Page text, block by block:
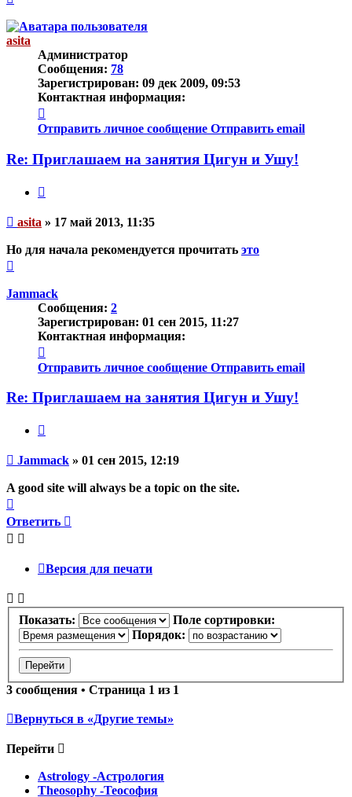
началу
asita
Администратор
Сообщения: 78
Зарегистрирован: 09 дек 2009, 09:53
Контактная информация:
информация
пользователя
Отправить личное сообщение Отправить email
Re: Приглашаем на занятия Цигун и Ушу!
Непрочитанное
asita » 17 май 2013, 11:35
Но для начала рекомендуется прочитать это
началу
Jammack
Сообщения: 2
Зарегистрирован: 01 сен 2015, 11:27
Контактная информация:
информация
пользователя
Отправить личное сообщение Отправить email
Re: Приглашаем на занятия Цигун и Ушу!
Непрочитанное
Jammack » 01 сен 2015, 12:19
A good site will always be a topic on the site.
к
началу
Ответить
Версия для печати
Показать:
Поле сортировки:
Порядок:
3 сообщения • Страница 1 из 1
Вернуться в «Другие темы»
Перейти
Astrology -Астрология
Theosophy -Теософия